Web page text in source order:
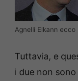
Agnelli Elkann
Tuttavia, e
i due non